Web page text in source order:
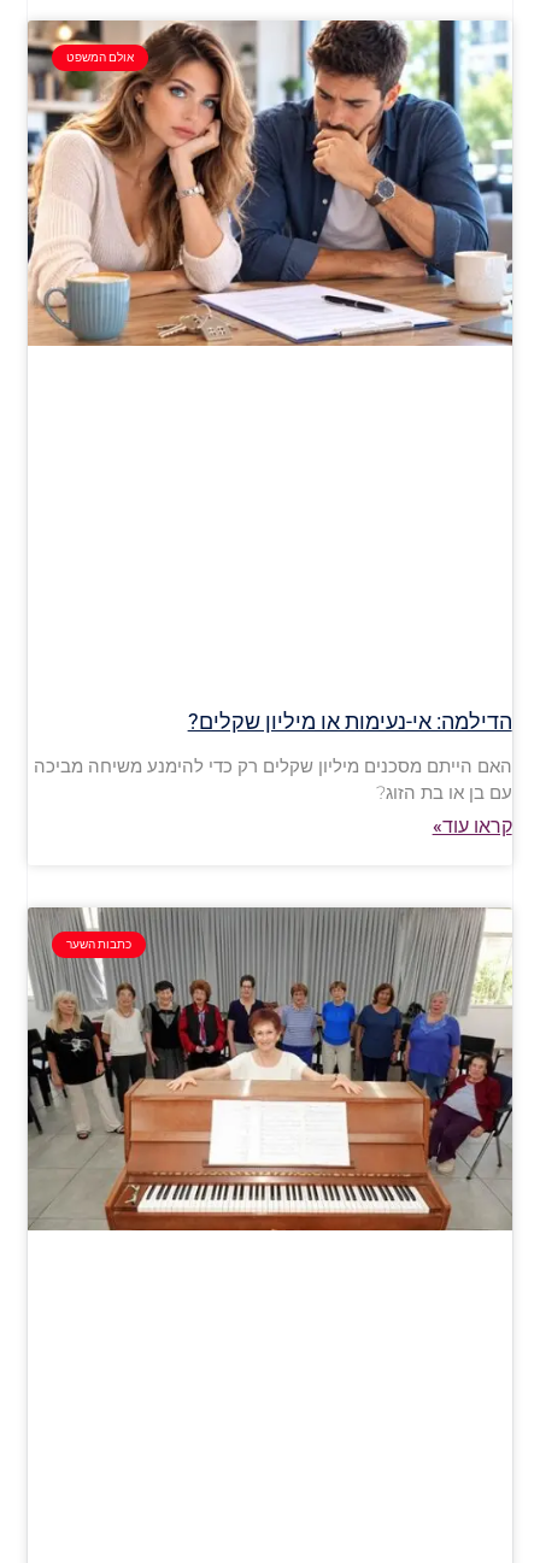
אולם המשפט
הדילמה: אי-נעימות או מיליון שקלים?
האם הייתם מסכנים מיליון שקלים רק כדי להימנע משיחה מביכה
עם בן או בת הזוג?
קראו עוד»
כתבות השער